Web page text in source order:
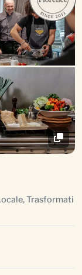
Trasformati